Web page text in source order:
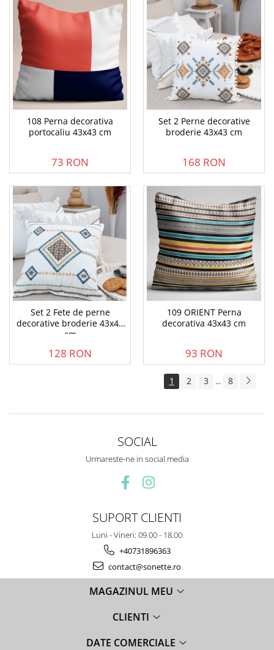
108 Perna decorativa
portocaliu 43x43 cm
73 RON
Set 2 Perne decorative
broderie 43x43 cm
168 RON
Set 2 Fete de perne
decorative broderie 43x43
cm
128 RON
109 ORIENT Perna
decorativa 43x43 cm
93 RON
1 2 3 ... 8
SOCIAL
Urmareste-ne in social media
SUPORT CLIENTI
Luni - Vineri: 09.00 - 18.00
+40731896363
contact@sonette.ro
MAGAZINUL MEU
CLIENTI
DATE COMERCIALE